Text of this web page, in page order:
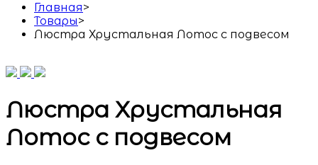
Главная>
Товары>
Люстра Хрустальная Лотос с подвесом
Люстра Хрустальная
Лотос с подвесом